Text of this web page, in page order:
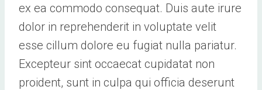
ex ea commodo consequat. Duis aute irure
dolor in reprehenderit in voluptate velit
esse cillum dolore eu fugiat nulla pariatur.
Excepteur sint occaecat cupidatat non
proident, sunt in culpa qui officia deserunt